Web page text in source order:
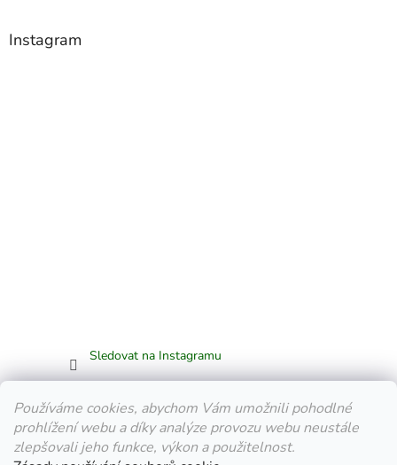
Používáme cookies, abychom Vám umožnili pohodlné
prohlížení webu a díky analýze provozu webu neustále
zlepšovali jeho funkce, výkon a použitelnost.
Instagram
Sledovat na Instagramu
Facebook